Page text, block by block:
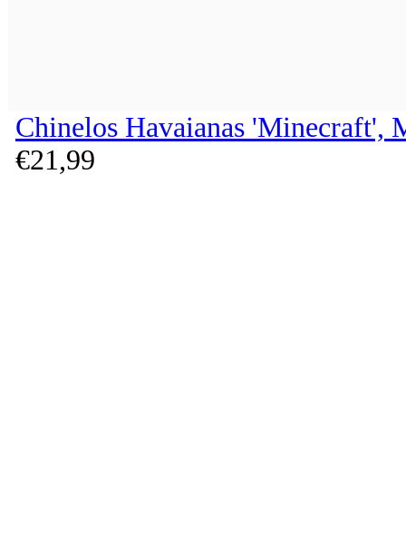
Chinelos Havaianas 'Minecraft',
€21,99